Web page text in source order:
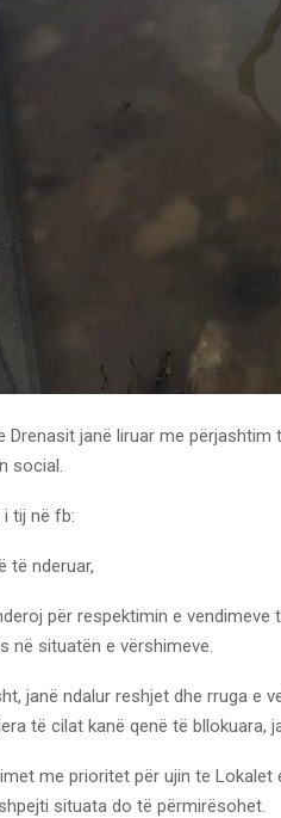
Drenasit janë liruar me
social.
tij në fb:
të nderuar,
për respektimin e vendimeve
në situatën e vërshimeve.
janë ndalur reshjet dhe rruga e
të cilat kanë qenë të bllokuara,
me prioritet për ujin te
situata do të përmirësohet.